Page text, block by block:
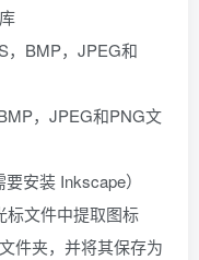
，BMP，JPEG和
，JPEG和PNG文
安装 Inkscape）
标文件中提取图标
件夹，并将其保存为